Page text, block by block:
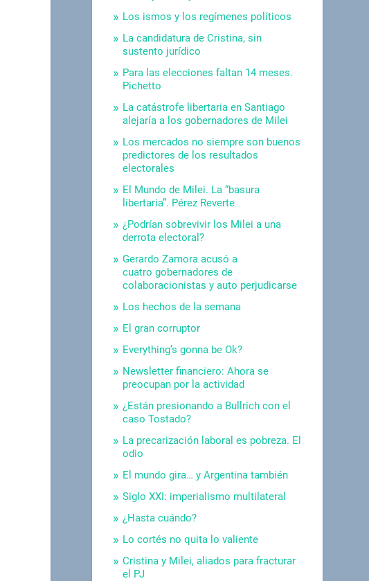
Los ismos y los regímenes políticos
La candidatura de Cristina, sin
sustento jurídico
Para las elecciones faltan 14 meses.
Pichetto
La catástrofe libertaria en Santiago
alejaría a los gobernadores de Milei
Los mercados no siempre son buenos
predictores de los resultados
electorales
El Mundo de Milei. La “basura
libertaria”. Pérez Reverte
¿Podrían sobrevivir los Milei a una
derrota electoral?
Gerardo Zamora acusó a
cuatro gobernadores de
colaboracionistas y auto perjudicarse
Los hechos de la semana
El gran corruptor
Everything’s gonna be Ok?
Newsletter financiero: Ahora se
preocupan por la actividad
¿Están presionando a Bullrich con el
caso Tostado?
La precarización laboral es pobreza. El
odio
El mundo gira… y Argentina también
Siglo XXI: imperialismo multilateral
¿Hasta cuándo?
Lo cortés no quita lo valiente
Cristina y Milei, aliados para fracturar
el PJ